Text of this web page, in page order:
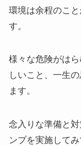
環境は余程のこ
す。
様々な危険がは
しいこと、一生
ます。
念入りな準備と
ンプを実施してみ